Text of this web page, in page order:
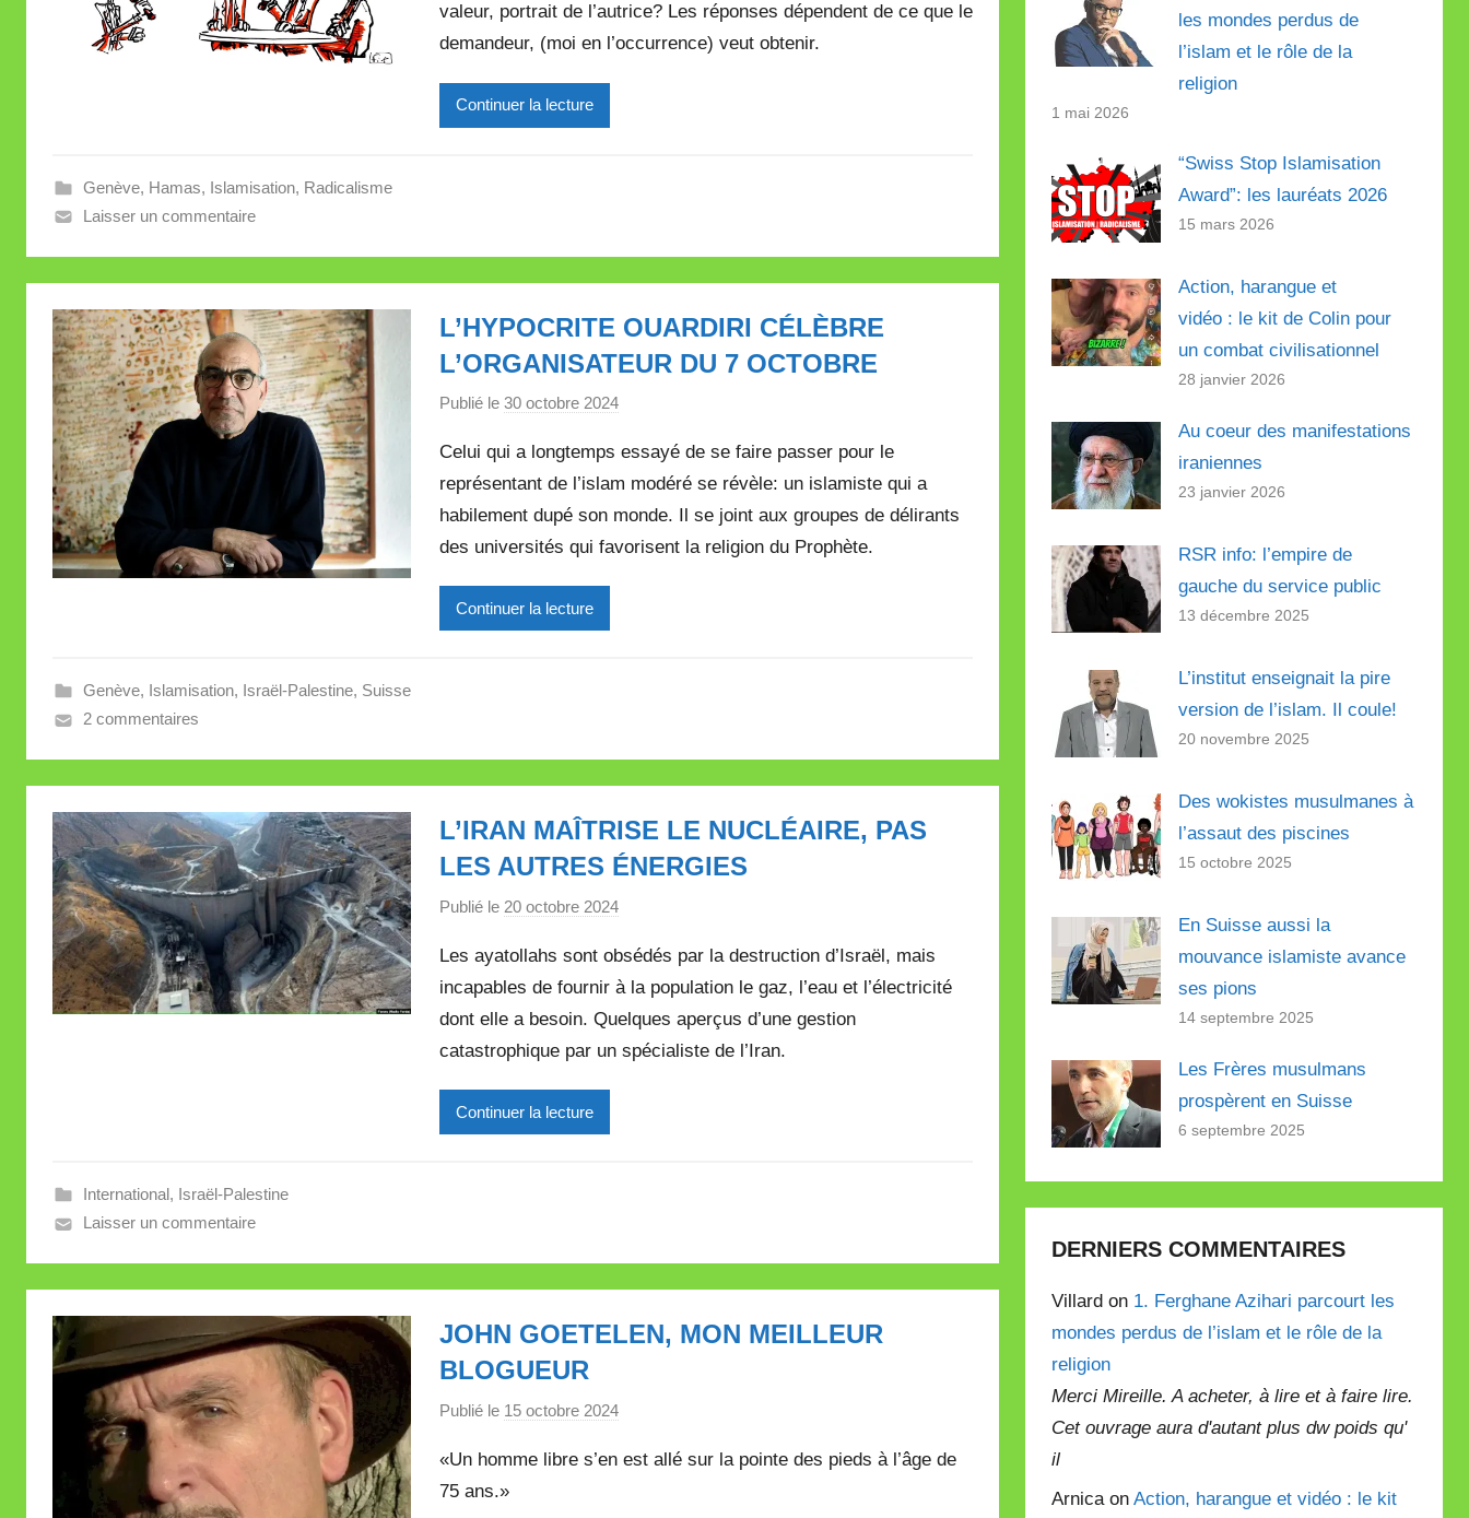
i
r
e
t
valeur, portrait de l’autrice? Les réponses dépendent de ce que le
demandeur, (moi en l’occurrence) veut obtenir.
Continuer la lecture
Genève, Hamas, Islamisation, Radicalisme
Laisser un commentaire
L’HYPOCRITE OUARDIRI CÉLÈBRE
L’ORGANISATEUR DU 7 OCTOBRE
Publié le 30 octobre 2024p
r
M
i
r
e
t
e
Celui qui a longtemps essayé de se faire passer pour le
représentant de l’islam modéré se révèle: un islamiste qui a
habilement dupé son monde. Il se joint aux groupes de délirants
des universités qui favorisent la religion du Prophète.
Continuer la lecture
Genève, Islamisation, Israël-Palestine, Suisse
2 commentaires
L’IRAN MAÎTRISE LE NUCLÉAIRE, PAS
LES AUTRES ÉNERGIES
Publié le 20 octobre 2024p
r
M
i
r
e
Les ayatollahs sont obsédés par la destruction d’Israël, mais
incapables de fournir à la population le gaz, l’eau et l’électricité
dont elle a besoin. Quelques aperçus d’une gestion
catastrophique par un spécialiste de l’Iran.
Continuer la lecture
International, Israël-Palestine
Laisser un commentaire
JOHN GOETELEN, MON MEILLEUR
BLOGUEUR
Publié le 15 octobre 2024p
r
«Un homme libre s’en est allé sur la pointe des pieds à l’âge de
75 ans.»
les mondes perdus de
l’islam et le rôle de la
religion
1 mai 2026
“Swiss Stop Islamisation
Award”: les lauréats 2026
15 mars 2026
Action, harangue et
vidéo : le kit de Colin pour
un combat civilisationnel
28 janvier 2026
Au coeur des manifestations
iraniennes
23 janvier 2026
RSR info: l’empire de
gauche du service public
13 décembre 2025
L’institut enseignait la pire
version de l’islam. Il coule!
20 novembre 2025
Des wokistes musulmanes à
l’assaut des piscines
15 octobre 2025
En Suisse aussi la
mouvance islamiste avance
ses pions
14 septembre 2025
Les Frères musulmans
prospèrent en Suisse
6 septembre 2025
DERNIERS COMMENTAIRES
Villard on 1. Ferghane Azihari parcourt les
mondes perdus de l’islam et le rôle de la
religion
Merci Mireille. A acheter, à lire et à faire lire.
Cet ouvrage aura d'autant plus dw poids qu'
il
Arnica onAction, harangue et vidéo : le kit